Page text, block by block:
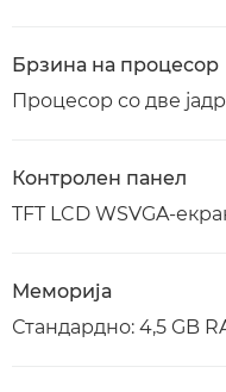
Брзина на процесор
Процесор со две
Контролен панел
TFT LCD WSVGA-
Меморија
Стандардно: 4,5 GB